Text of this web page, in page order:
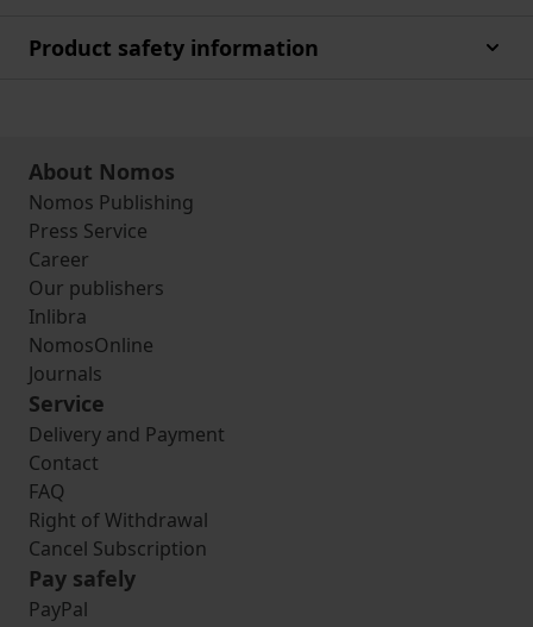
Product safety information
About Nomos
Nomos Publishing
Press Service
Career
Our publishers
Inlibra
NomosOnline
Journals
Service
Delivery and Payment
Contact
FAQ
Right of Withdrawal
Cancel Subscription
Pay safely
PayPal